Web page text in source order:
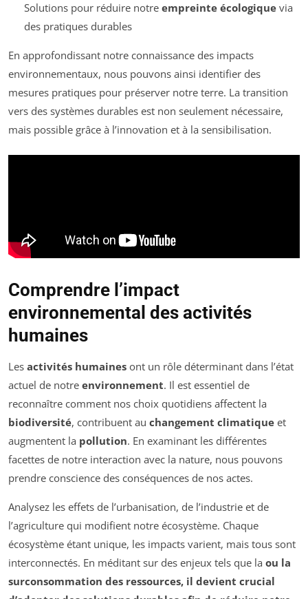
Solutions pour réduire notre empreinte écologiquevia
des pratiques durables
En approfondissant notre connaissance des impacts
environnementaux, nous pouvons ainsi identifier des
mesures pratiques pour préserver notre terre. La transition
vers des systèmes durables est non seulement nécessaire,
mais possible grâce à l’innovation et à la sensibilisation.
Comprendre l’impact
environnemental des activités
humaines
Les activités humaines ont un rôle déterminant dans l’état
actuel de notre environnement. Il est essentiel de
reconnaître comment nos choix quotidiens affectent la
biodiversité, contribuent au changement climatique et
augmentent la pollution. En examinant les différentes
facettes de notre interaction avec la nature, nous pouvons
prendre conscience des conséquences de nos actes.
Analysez les effets de l’urbanisation, de l’industrie et de
l’agriculture qui modifient notre écosystème. Chaque
écosystème étant unique, les impacts varient, mais tous sont
interconnectés. En méditant sur des enjeux tels que la ou la
surconsommation des ressources, il devient crucial